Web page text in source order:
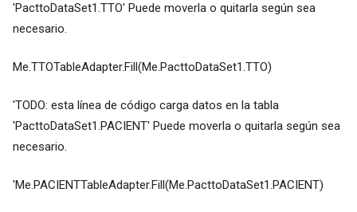
'PacttoDataSet1.TTO' Puede moverla o quitarla según sea
necesario.
Me.TTOTableAdapter.Fill(Me.PacttoDataSet1.TTO)
'TODO: esta línea de código carga datos en la tabla
'PacttoDataSet1.PACIENT' Puede moverla o quitarla según sea
necesario.
'Me.PACIENTTableAdapter.Fill(Me.PacttoDataSet1.PACIENT)